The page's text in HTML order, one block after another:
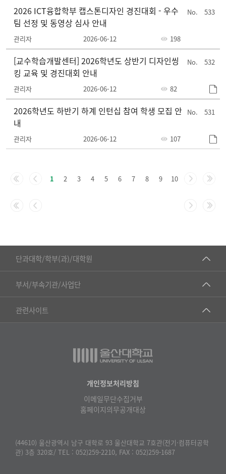
목,
록
533
2026 ICT융합학부 캡스톤디자인 경진대회 - 우수
팀 선정 및 동영상 심사 안내
관리자 2026-06-12 198
532
[교수학습개발센터] 2026학년도 상반기 디자인씽
킹 교육 및 경진대회 안내
관리자 2026-06-12 82
531
2026학년도 하반기 하계 인턴십 참여 학생 모집 안
내
관리자 2026-06-12 107
1 2 3 4 5 6 7 8 9 10
단과대학/학부(과)/대학원
■인문대학
▷국어국문학부
▷일본어·일본학과
▷프랑스어·프랑스학과
▷사회과학부
부서/부속기관/사업단
공동기기센터
공학교육혁신센터
물리BK 미래혁신응집물질물리인재교육연구단
미래기술혁신융합형인재양성센터
관련사이트
건강가정지원센터
교수협의회
온라인 기술거래 플랫폼
울산대학교 총동문회
개인정보처리방침
이메일무단수집거부
홈페이지의무공개대상
(44610) 울산광역시 남구 대학로 93 울산대학교 7호관(전기·컴퓨터공학
관) 3층 320호/ TEL : 052)259-2210, FAX : 052)259-1687